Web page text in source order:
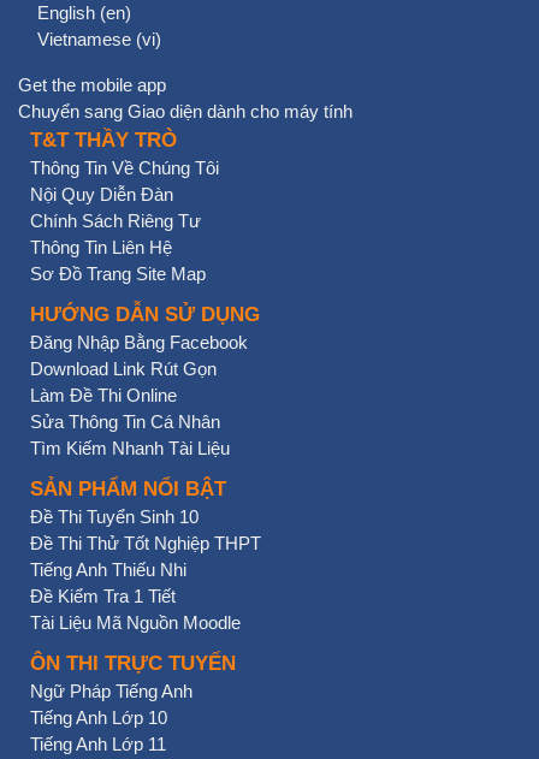
English ‎(en)‎
Vietnamese ‎(vi)‎
Get the mobile app
Chuyển sang Giao diện dành cho máy tính
T&T THẦY TRÒ
Thông Tin Về Chúng Tôi
Nội Quy Diễn Đàn
Chính Sách Riêng Tư
Thông Tin Liên Hệ
Sơ Đồ Trang Site Map
HƯỚNG DẪN SỬ DỤNG
Đăng Nhập Bằng Facebook
Download Link Rút Gọn
Làm Đề Thi Online
Sửa Thông Tin Cá Nhân
Tìm Kiếm Nhanh Tài Liệu
SẢN PHẨM NỔI BẬT
Đề Thi Tuyển Sinh 10
Đề Thi Thử Tốt Nghiệp THPT
Tiếng Anh Thiếu Nhi
Đề Kiểm Tra 1 Tiết
Tài Liệu Mã Nguồn Moodle
ÔN THI TRỰC TUYẾN
Ngữ Pháp Tiếng Anh
Tiếng Anh Lớp 10
Tiếng Anh Lớp 11